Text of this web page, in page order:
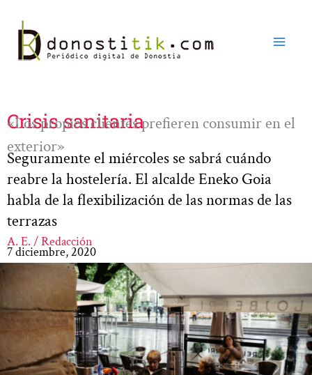
contenido
Crisis sanitaria
«Los propios clientes prefieren consumir en el
exterior»
Seguramente el miércoles se sabrá cuándo
reabre la hostelería. El alcalde Eneko Goia
habla de la flexibilización de las normas de las
terrazas
A. E. / Redacción
7 diciembre, 2020